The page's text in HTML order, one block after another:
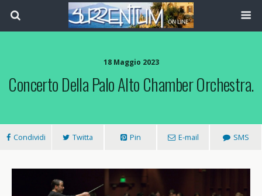
18 Maggio 2023
Concerto Della Palo Alto Chamber Orchestra.
Condividi Twitta Pin E-mail SMS